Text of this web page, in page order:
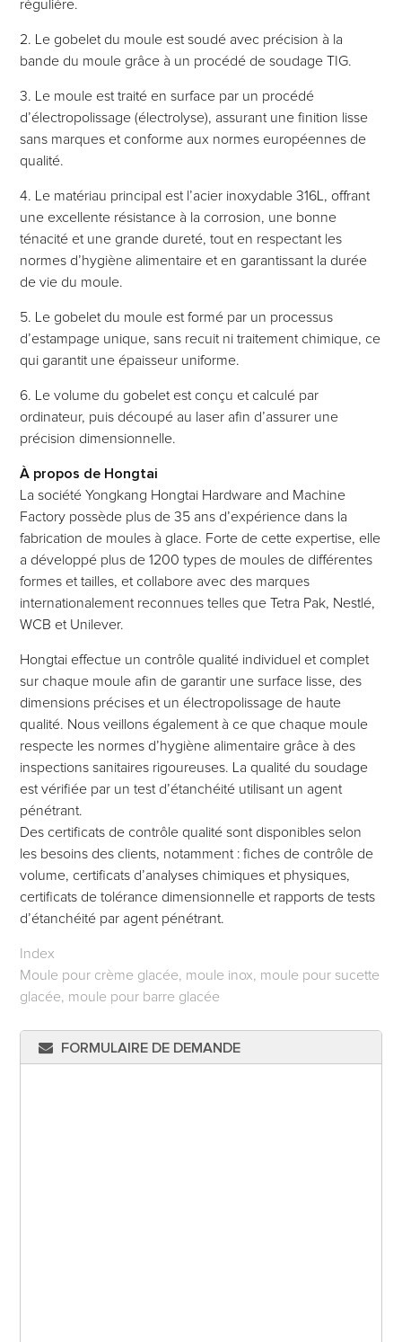
régulière.
2. Le gobelet du moule est soudé avec précision à la
bande du moule grâce à un procédé de soudage TIG.
3. Le moule est traité en surface par un procédé
d’électropolissage (électrolyse), assurant une finition lisse
sans marques et conforme aux normes européennes de
qualité.
4. Le matériau principal est l’acier inoxydable 316L, offrant
une excellente résistance à la corrosion, une bonne
ténacité et une grande dureté, tout en respectant les
normes d’hygiène alimentaire et en garantissant la durée
de vie du moule.
5. Le gobelet du moule est formé par un processus
d’estampage unique, sans recuit ni traitement chimique, ce
qui garantit une épaisseur uniforme.
6. Le volume du gobelet est conçu et calculé par
ordinateur, puis découpé au laser afin d’assurer une
précision dimensionnelle.
À propos de Hongtai
La société Yongkang Hongtai Hardware and Machine
Factory possède plus de 35 ans d’expérience dans la
fabrication de moules à glace. Forte de cette expertise, elle
a développé plus de 1200 types de moules de différentes
formes et tailles, et collabore avec des marques
internationalement reconnues telles que Tetra Pak, Nestlé,
WCB et Unilever.
Hongtai effectue un contrôle qualité individuel et complet
sur chaque moule afin de garantir une surface lisse, des
dimensions précises et un électropolissage de haute
qualité. Nous veillons également à ce que chaque moule
respecte les normes d’hygiène alimentaire grâce à des
inspections sanitaires rigoureuses. La qualité du soudage
est vérifiée par un test d’étanchéité utilisant un agent
pénétrant.
Des certificats de contrôle qualité sont disponibles selon
les besoins des clients, notamment : fiches de contrôle de
volume, certificats d’analyses chimiques et physiques,
certificats de tolérance dimensionnelle et rapports de tests
d’étanchéité par agent pénétrant.
Index
Moule pour crème glacée, moule inox, moule pour sucette
glacée, moule pour barre glacée
FORMULAIRE DE DEMANDE